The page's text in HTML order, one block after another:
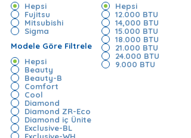
Hepsi
Fujitsu
Mitsubishi
Sigma
Modele Göre Filtrele
Hepsi
Beauty
Beauty-B
Comfort
Cool
Diamond
Diamond ZR-Eco
Diamond iç Ünite
Exclusive-BL
Exclusive-WH
Hepsi
12.000 BTU
14,000 BTU
15.000 BTU
18.000 BTU
21.000 BTU
24.000 BTU
9.000 BTU